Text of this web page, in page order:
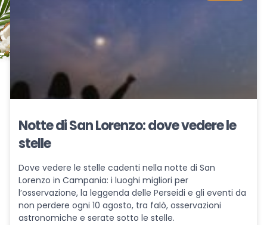
Notte di San Lorenzo: dove vedere le
stelle
Dove vedere le stelle cadenti nella notte di San
Lorenzo in Campania: i luoghi migliori per
l’osservazione, la leggenda delle Perseidi e gli eventi da
non perdere ogni 10 agosto, tra falò, osservazioni
astronomiche e serate sotto le stelle.